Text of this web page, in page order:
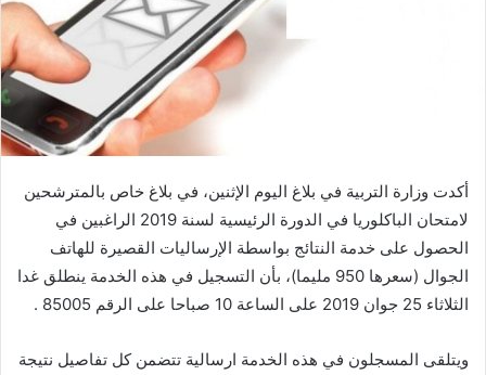
أكدت وزارة التربية في بلاغ اليوم الإثنين، في بلاغ خاص بالمترشحين
لامتحان الباكلوريا في الدورة الرئيسية لسنة 2019 الراغبين في
الحصول على خدمة النتائج بواسطة الإرساليات القصيرة للهاتف
الجوال (سعرها 950 مليما)، بأن التسجيل في هذه الخدمة ينطلق غدا
الثلاثاء 25 جوان 2019 على الساعة 10 صباحا على الرقم 85005 .
ويتلقى المسجلون في هذه الخدمة ارسالية تتضمن كل تفاصيل نتيجة